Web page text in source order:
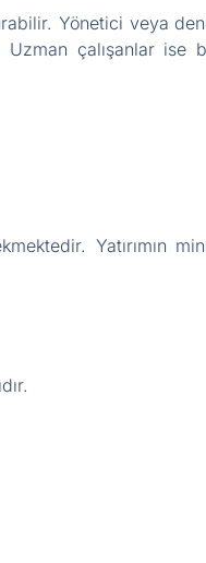
Yönetici veya
Uzman çalışanlar ise
Yatırımın